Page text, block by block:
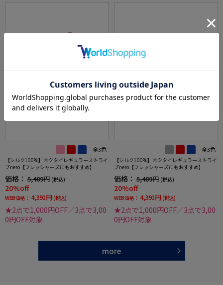
全3色
【シルク100%】ネクタイレギュラーストライ
プnero【フレッシャーズにもおすすめ】
価格： 5,489円 (税込)
20%off
WEB価格： 4,391円 (税込)
★2点で1,000円OFF／3点で3,00
0円OFF対象
全3色
【シルク100%】ネクタイレギュラーストライ
プnero【フレッシャーズにもおすすめ】
価格： 5,489円 (税込)
20%off
WEB価格： 4,391円 (税込)
★2点で1,000円OFF／3点で3,00
0円OFF対象
more